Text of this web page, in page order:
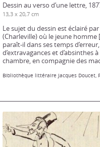
Dessin au verso d’une lettre,
13,3 x 20,7 cm
Le sujet du dessin est éclairé
(Charleville) où le jeune homme
paraît-il dans ses temps
d’extravagances et
chambre, en compagnie des
Bibliothèque littéraire Jacques Doucet,